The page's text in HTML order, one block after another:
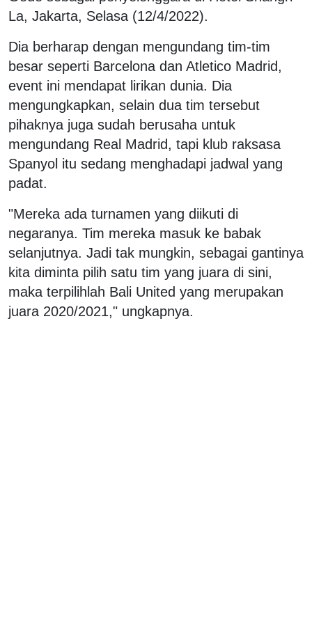
La, Jakarta, Selasa (12/4/2022).
Dia berharap dengan mengundang tim-tim
besar seperti Barcelona dan Atletico Madrid,
event ini mendapat lirikan dunia. Dia
mengungkapkan, selain dua tim tersebut
pihaknya juga sudah berusaha untuk
mengundang Real Madrid, tapi klub raksasa
Spanyol itu sedang menghadapi jadwal yang
padat.
"Mereka ada turnamen yang diikuti di
negaranya. Tim mereka masuk ke babak
selanjutnya. Jadi tak mungkin, sebagai gantinya
kita diminta pilih satu tim yang juara di sini,
maka terpilihlah Bali United yang merupakan
juara 2020/2021," ungkapnya.